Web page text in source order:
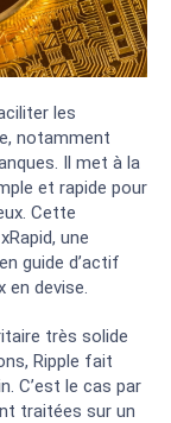
les
notamment
Il met à la
et rapide pour
Cette
une
guide d’actif
en devise.
très solide
Ripple fait
C’est le cas par
traitées sur un